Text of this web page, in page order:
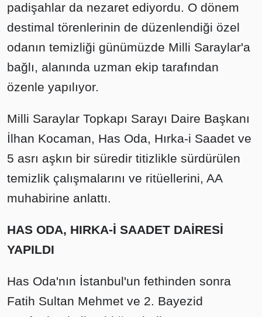
padişahlar da nezaret ediyordu. O dönem
destimal törenlerinin de düzenlendiği özel
odanın temizliği günümüzde Milli Saraylar'a
bağlı, alanında uzman ekip tarafından
özenle yapılıyor.
Milli Saraylar Topkapı Sarayı Daire Başkanı
İlhan Kocaman, Has Oda, Hırka-i Saadet ve
5 asrı aşkın bir süredir titizlikle sürdürülen
temizlik çalışmalarını ve ritüellerini, AA
muhabirine anlattı.
HAS ODA, HIRKA-İ SAADET DAİRESİ
YAPILDI
Has Oda'nın İstanbul'un fethinden sonra
Fatih Sultan Mehmet ve 2. Bayezid